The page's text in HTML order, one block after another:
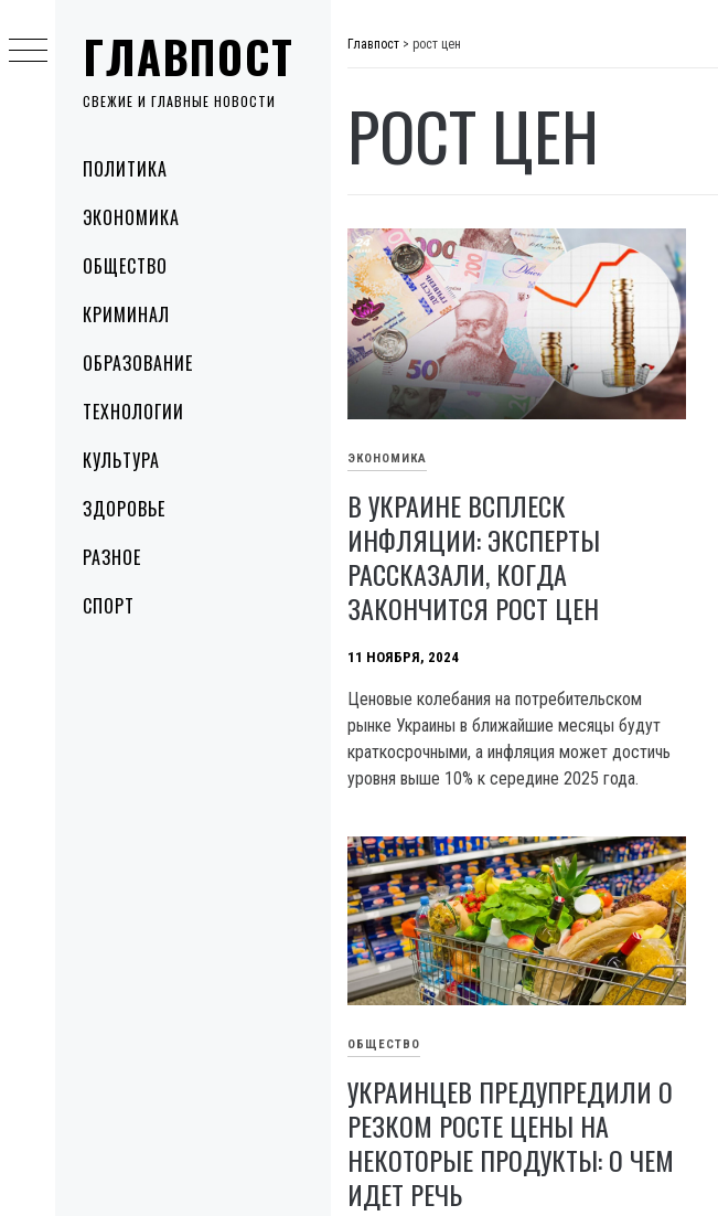
ГЛАВПОСТ
СВЕЖИЕ И ГЛАВНЫЕ НОВОСТИ
MenuПОЛИТИКА
ЭКОНОМИКА
ОБЩЕСТВО
КРИМИНАЛ
ОБРАЗОВАНИЕ
ТЕХНОЛОГИИ
КУЛЬТУРА
ЗДОРОВЬЕ
РАЗНОЕ
СПОРТ
to
content
Главпост > рост цен
РОСТ ЦЕН
ЭКОНОМИКА
В УКРАИНЕ ВСПЛЕСК
ИНФЛЯЦИИ: ЭКСПЕРТЫ
РАССКАЗАЛИ, КОГДА
ЗАКОНЧИТСЯ РОСТ ЦЕН
11 НОЯБРЯ, 2024
Ценовые колебания на потребительском
рынке Украины в ближайшие месяцы будут
краткосрочными, а инфляция может достичь
уровня выше 10% к середине 2025 года.
ОБЩЕСТВО
УКРАИНЦЕВ ПРЕДУПРЕДИЛИ О
РЕЗКОМ РОСТЕ ЦЕНЫ НА
НЕКОТОРЫЕ ПРОДУКТЫ: О ЧЕМ
ИДЕТ РЕЧЬ